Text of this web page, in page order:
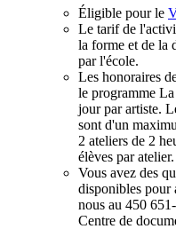
Éligible pour le
Le tarif de
la forme et de la
par l'école.
Les honoraires
le programme
jour par artiste.
sont d'un
2 ateliers de 2
élèves par atelier.
Vous avez des
disponibles pour
nous au 450
Centre de